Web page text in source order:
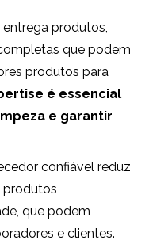
produtos,
que podem
produtos para
é essencial
e garantir
confiável reduz
produtos
que podem
e clientes.